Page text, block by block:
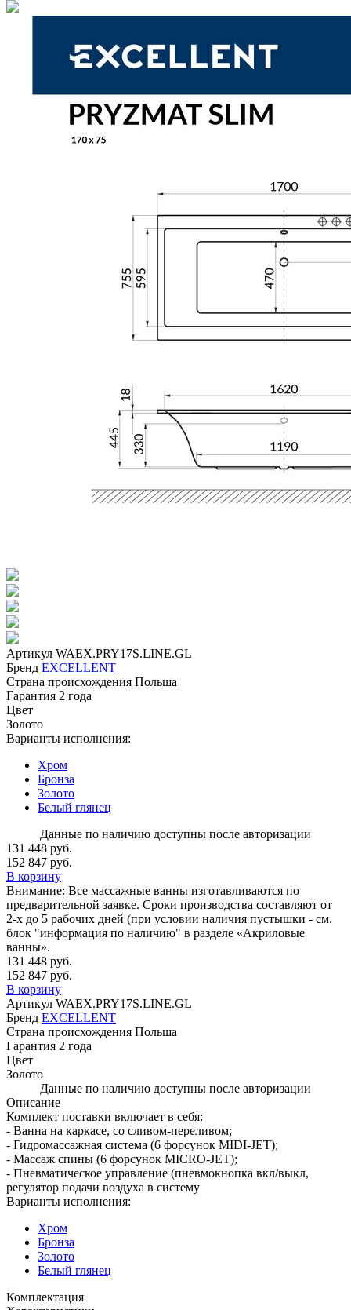
Артикул WAEX.PRY17S.LINE.GL
Бренд EXCELLENT
Страна происхождения Польша
Гарантия 2 года
Цвет
Золото
Варианты исполнения:
Хром
Бронза
Золото
Белый глянец
Данные по наличию доступны после авторизации
131 448 руб.
152 847 руб.
В корзину
Внимание: Все массажные ванны изготавливаются по
предварительной заявке. Сроки производства составляют от
2-х до 5 рабочих дней (при условии наличия пустышки - см.
блок "информация по наличию" в разделе «Акриловые
ванны».
131 448 руб.
152 847 руб.
В корзину
Артикул WAEX.PRY17S.LINE.GL
Бренд EXCELLENT
Страна происхождения Польша
Гарантия 2 года
Цвет
Золото
Данные по наличию доступны после авторизации
Описание
Комплект поставки включает в себя:
- Ванна на каркасе, со сливом-переливом;
- Гидромассажная система (6 форсунок MIDI-JET);
- Массаж спины (6 форсунок MICRO-JET);
- Пневматическое управление (пневмокнопка вкл/выкл,
регулятор подачи воздуха в систему
Варианты исполнения:
Хром
Бронза
Золото
Белый глянец
Комплектация